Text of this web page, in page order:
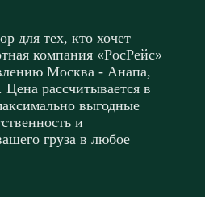
для тех, кто хочет
компания «РосРейс»
Москва - Анапа,
Цена рассчитывается в
выгодные
и
груза в любое